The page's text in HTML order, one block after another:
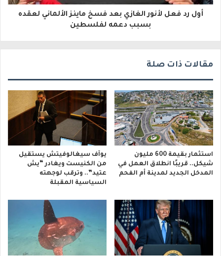
أول رد فعل لأنور الغازي بعد فسخ ماينز الألماني لعقده
بسبب دعمه لفلسطين
مقالات ذات صلة
استثمار بقيمة 600 مليون
شيكل.. قريبًا انطلاق العمل في
المدخل الجديد لمدينة أم الفحم
يوآف سيغالوفيتش يستقيل
من الكنيست ويغادر “يش
عتيد”.. وترقب لوجهته
السياسية المقبلة